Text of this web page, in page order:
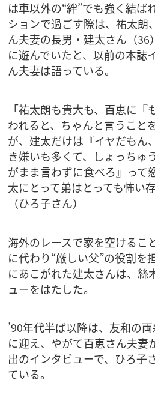
は車以外の“絆”でも強く結ば
ションで過ごす際は、祐太朗
ん夫妻の長男・建太さん（36
に遊んでいたと、以前の本誌
ん夫妻は語っている。
「祐太朗も貴大も、百恵に
われると、ちゃんと言うこと
が、建太だけは『イヤだもん
き嫌いも多くて、しょっちゅ
がまま言わずに食べろ』って
太にとって弟はとっても怖い
（ひろ子さん）
海外のレースで家を空けるこ
に代わり“厳しい父”の役割を
にあこがれた建太さんは、絲
ューをはたした。
’90年代半ば以降は、友和の
に迎え、やがて百恵さん夫妻
出のインタビューで、ひろ子
ている。